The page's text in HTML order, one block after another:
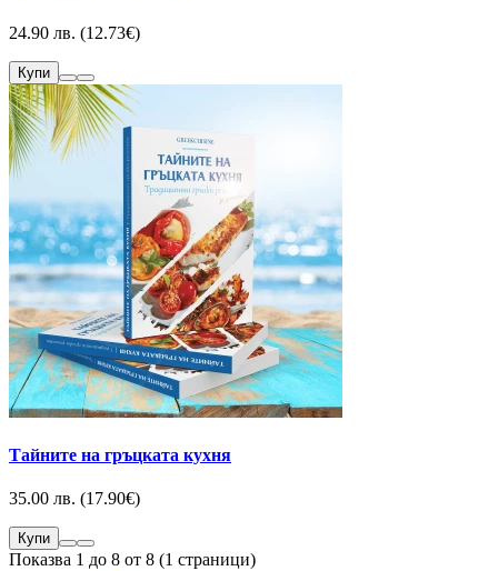
24.90 лв. (12.73€)
Купи
Тайните на гръцката кухня
35.00 лв. (17.90€)
Купи
Показва 1 до 8 от 8 (1 страници)